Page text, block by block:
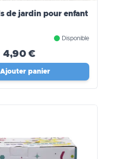
de jardin pour enfant
Disponible
4,90 €
Ajouter panier